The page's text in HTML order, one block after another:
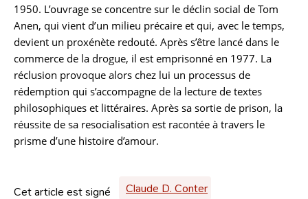
1950. L’ouvrage se concentre sur le déclin social de Tom
Anen, qui vient d’un milieu précaire et qui, avec le temps,
devient un proxénète redouté. Après s’être lancé dans le
commerce de la drogue, il est emprisonné en 1977. La
réclusion provoque alors chez lui un processus de
rédemption qui s’accompagne de la lecture de textes
philosophiques et littéraires. Après sa sortie de prison, la
réussite de sa resocialisation est racontée à travers le
prisme d’une histoire d’amour.
Cet article est signé Claude D. Conter